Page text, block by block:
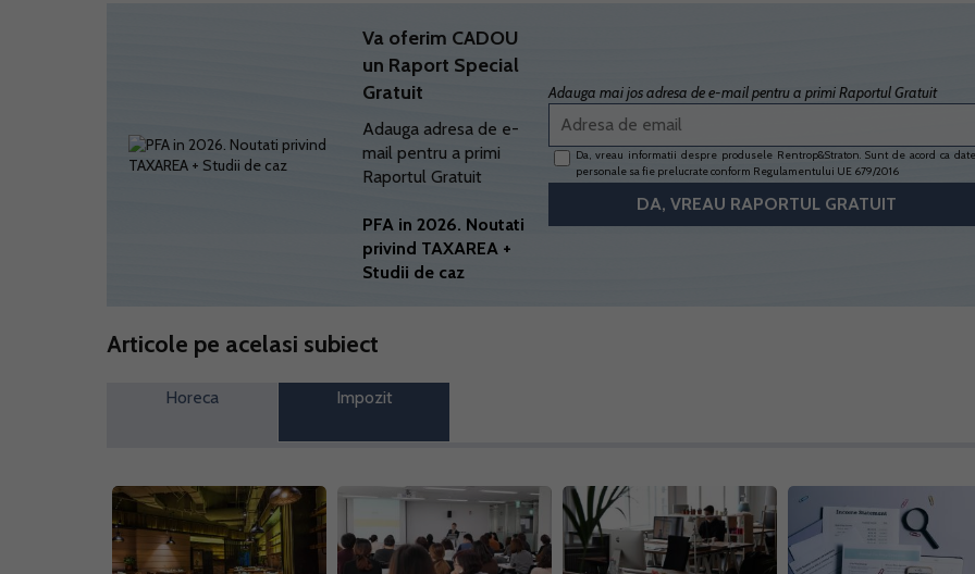
Va oferim CADOU
un Raport Special
Gratuit
Adauga adresa de e-
mail pentru a primi
Raportul Gratuit
PFA in 2026. Noutati
privind TAXAREA +
Studii de caz
Adauga mai jos adresa de e-mail pentru a primi Raportul Gratuit
Da, vreau informatii despre produsele Rentrop&Straton. Sunt de acord ca
personale sa fie prelucrate conform Regulamentului UE 679/2016
Articole pe acelasi subiect
Horeca Impozit